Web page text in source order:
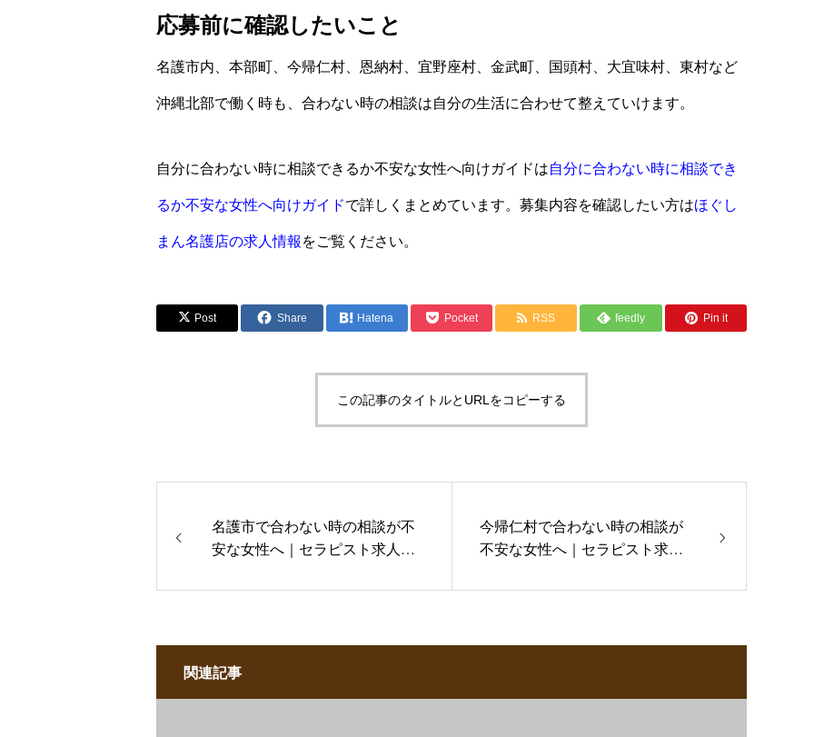
応募前に確認したいこと
名護市内、本部町、今帰仁村、恩納村、宜野座村、金武町、国頭村、大宜味村、東村など
沖縄北部で働く時も、合わない時の相談は自分の生活に合わせて整えていけます。
自分に合わない時に相談できるか不安な女性へ向けガイドは自分に合わない時に相談でき
るか不安な女性へ向けガイドで詳しくまとめています。募集内容を確認したい方はほぐし
まん名護店の求人情報をご覧ください。
Post Share Hatena Pocket RSS feedly Pin it
この記事のタイトルとURLをコピーする
名護市で合わない時の相談が不
安な女性へ｜セラピスト求人相
今帰仁村で合わない時の相談が
不安な女性へ｜セラピスト求人
関連記事